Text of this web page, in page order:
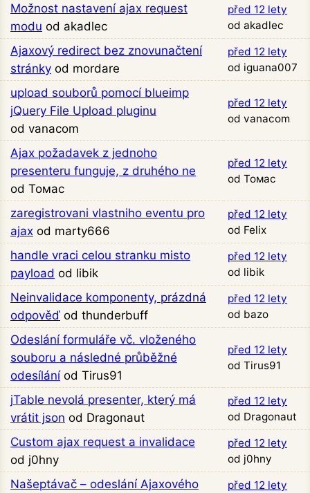
Možnost nastavení ajax request
modu od akadlec
před 12 lety
od akadlec
Ajaxový redirect bez znovunačtení
stránky od mordare
před 12 lety
od iguana007
upload souborů pomocí blueimp
jQuery File Upload pluginu
od vanacom
před 12 lety
od vanacom
Ajax požadavek z jednoho
presenteru funguje, z druhého ne
od Томас
před 12 lety
od Томас
zaregistrovani vlastniho eventu pro
ajax od marty666
před 12 lety
od Felix
handle vraci celou stranku misto
payload od libik
před 12 lety
od libik
Neinvalidace komponenty, prázdná
odpověď od thunderbuff
před 12 lety
od bazo
Odeslání formuláře vč. vloženého
souboru a následné průběžné
odesílání od Tirus91
před 12 lety
od Tirus91
jTable nevolá presenter, který má
vrátit json od Dragonaut
před 12 lety
od Dragonaut
Custom ajax request a invalidace
od j0hny
před 12 lety
od j0hny
Našeptávač – odeslání Ajaxového
před 12 lety